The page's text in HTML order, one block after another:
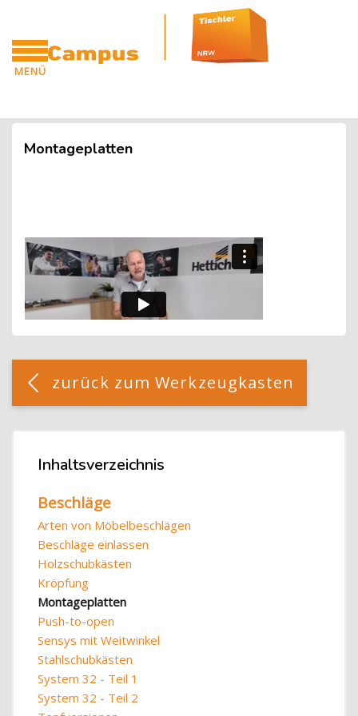
MENÜ
Zum Hauptinhalt
Blöcke
Blöcke
Montageplatten
Blöcke
[Cocoon] Custom HTML überspringen
zurück zum Werkzeugkasten
Inhaltsverzeichnis überspringen
Inhaltsverzeichnis
Beschläge
Arten von Möbelbeschlägen
Beschläge einlassen
Holzschubkästen
Kröpfung
Montageplatten
Push-to-open
Sensys mit Weitwinkel
Stahlschubkästen
System 32 - Teil 1
System 32 - Teil 2